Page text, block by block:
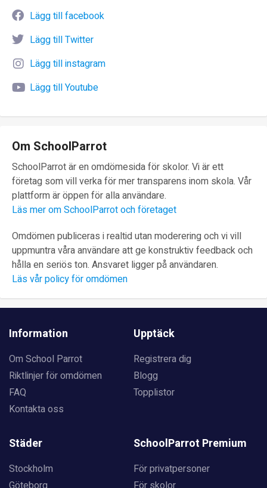
Lägg till facebook
Lägg till Twitter
Lägg till instagram
Lägg till Youtube
Om SchoolParrot
SchoolParrot är en omdömesida för skolor. Vi är ett
företag som vill verka för mer transparens inom skola. Vår
plattform är öppen för alla användare.
Läs mer om SchoolParrot och företaget
Omdömen publiceras i realtid utan moderering och vi vill
uppmuntra våra användare att ge konstruktiv feedback och
hålla en seriös ton. Ansvaret ligger på användaren.
Läs vår policy för omdömen
Information
Om School Parrot
Riktlinjer för omdömen
FAQ
Kontakta oss
Upptäck
Registrera dig
Blogg
Topplistor
Städer
Stockholm
SchoolParrot Premium
För privatpersoner